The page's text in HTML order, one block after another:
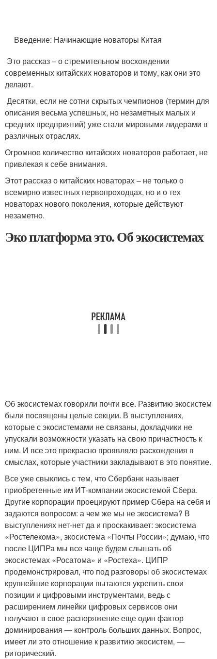
Введение: Начинающие новаторы Китая
Это рассказ – о стремительном восхождении
современных китайских новаторов и тому, как они это
делают.
Десятки, если не сотни скрытых чемпионов (термин для
описания весьма успешных, но незаметных малых и
средних предприятий) уже стали мировыми лидерами в
различных отраслях.
Огромное количество китайских новаторов работает, не
привлекая к себе внимания.
Этот рассказ о китайских новаторах – не только о
всемирно известных первопроходцах, но и о тех
новаторах нового поколения, которые действуют
незаметно.
Эко платформа это. Об экосистемах
Об экосистемах говорили почти все. Развитию экосистем
были посвящены целые секции. В выступлениях,
которые с экосистемами не связаны, докладчики не
упускали возможности указать на свою причастность к
ним. И все это прекрасно проявляло расхождения в
смыслах, которые участники закладывают в это понятие.
Все уже свыклись с тем, что Сбербанк называет
приобретенные им ИТ-компании экосистемой Сбера.
Другие корпорации проецируют пример Сбера на себя и
задаются вопросом: а чем же мы не экосистема? В
выступлениях нет-нет да и проскакивает: экосистема
«Ростелекома», экосистема «Почты России»; думаю, что
после ЦИПРа мы все чаще будем слышать об
экосистемах «Росатома» и «Ростеха». ЦИПР
продемонстрировал, что под разговоры об экосистемах
крупнейшие корпорации пытаются укрепить свои
позиции и цифровыми инструментами, ведь с
расширением линейки цифровых сервисов они
получают в свое распоряжение еще один фактор
доминирования — контроль больших данных. Вопрос,
имеет ли это отношение к развитию экосистем, —
риторический.